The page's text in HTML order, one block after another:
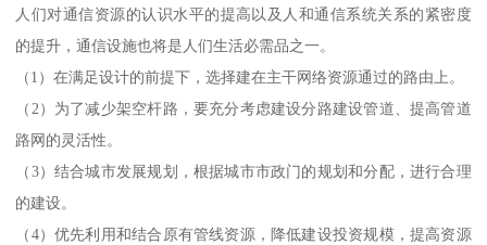
人们对通信资源的认识水平的提高以及人和通信系统关系的紧密度
的提升，通信设施也将是人们生活必需品之一。
（1）在满足设计的前提下，选择建在主干网络资源通过的路由上。
（2）为了减少架空杆路，要充分考虑建设分路建设管道、提高管道
路网的灵活性。
（3）结合城市发展规划，根据城市市政门的规划和分配，进行合理
的建设。
（4）优先利用和结合原有管线资源，降低建设投资规模，提高资源